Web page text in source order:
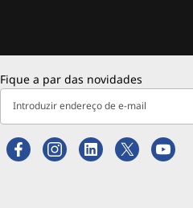
Fique a par das novidades
Introduzir endereço de e-mail